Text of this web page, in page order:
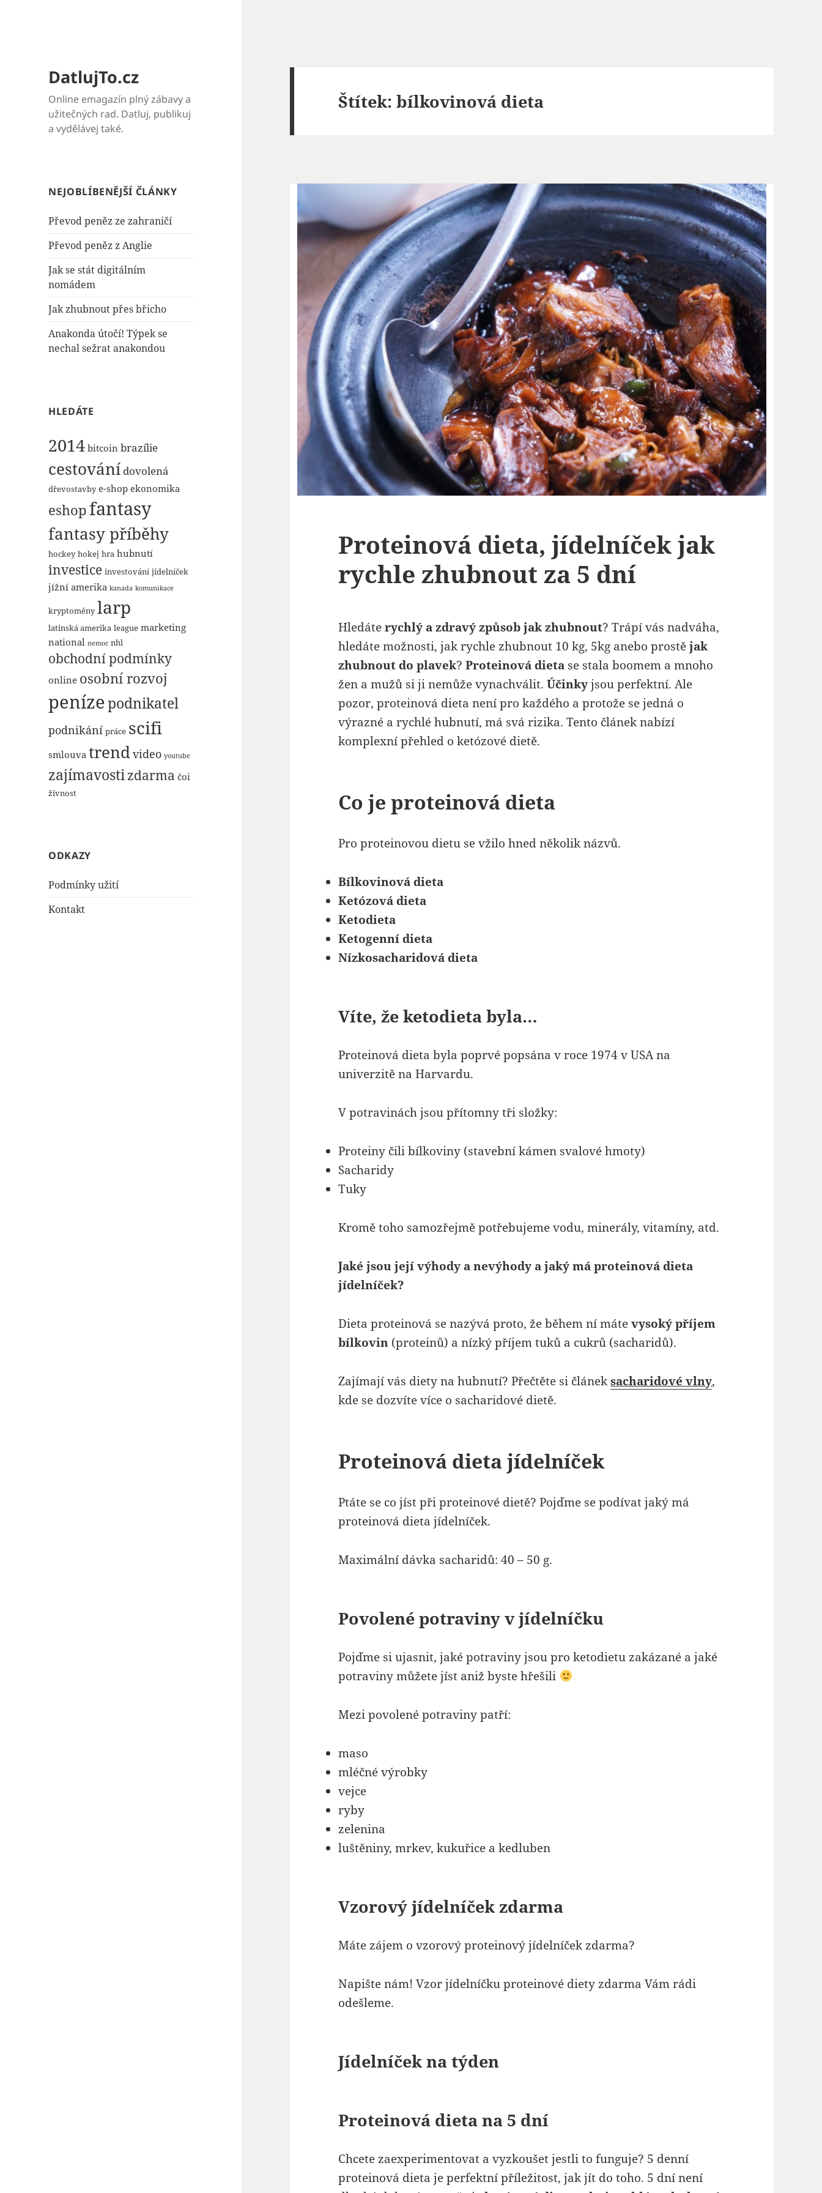
DatlujTo.cz
Online emagazín plný zábavy a
užitečných rad. Datluj, publikuj
a vydělávej také.
NEJOBLÍBENĚJŠÍ ČLÁNKY
Převod peněz ze zahraničí
Převod peněz z Anglie
Jak se stát digitálním
nomádem
Jak zhubnout přes břicho
Anakonda útočí! Týpek se
nechal sežrat anakondou
HLEDÁTE
2014 bitcoin brazílie
cestování dovolená
dřevostavby e-shop ekonomika
eshopfantasy
fantasy příběhy
hockey hokej hra hubnutí
investice investování jídelníček
jížní amerika kanada komunikace
kryptoměny larp
latinská amerika league marketing
national nemoc nhl
obchodní podmínky
online osobní rozvoj
penízepodnikatel
podnikání práce scifi
smlouva trendvideo youtube
zajímavostizdarma čoi
živnost
ODKAZY
Podmínky užití
Kontakt
Štítek:bílkovinová dieta
Proteinová dieta, jídelníček jak
rychle zhubnout za 5 dní
Hledáterychlý a zdravý způsob jak zhubnout? Trápí vás nadváha,
hledáte možnosti, jak rychle zhubnout 10 kg, 5kg anebo prostějak
zhubnout do plavek?Proteinová dieta se stala boomem a mnoho
žen a mužů si ji nemůže vynachválit.Účinkyjsou perfektní. Ale
pozor, proteinová dieta není pro každého a protože se jedná o
výrazné a rychlé hubnutí, má svá rizika. Tento článek nabízí
komplexní přehled o ketózové dietě.
Co je proteinová dieta
Pro proteinovou dietu se vžilo hned několik názvů.
Bílkovinová dieta
Ketózová dieta
Ketodieta
Ketogenní dieta
Nízkosacharidová dieta
Víte, že ketodieta byla…
Proteinová dieta byla poprvé popsána v roce 1974 v USA na
univerzitě na Harvardu.
V potravinách jsou přítomny tři složky:
Proteiny čili bílkoviny (stavební kámen svalové hmoty)
Sacharidy
Tuky
Kromě toho samozřejmě potřebujeme vodu, minerály, vitamíny, atd.
Jaké jsou její výhody a nevýhody a jaký má proteinová dieta
jídelníček?
Dieta proteinová se nazývá proto, že během ní mátevysoký příjem
bílkovin (proteinů) a nízký příjem tuků a cukrů (sacharidů).
Zajímají vás diety na hubnutí? Přečtěte si článeksacharidové vlny,
kde se dozvíte více o sacharidové dietě.
Proteinová dieta jídelníček
Ptáte se co jíst při proteinové dietě? Pojďme se podívat jaký má
proteinová dieta jídelníček.
Maximální dávka sacharidů: 40 – 50 g.
Povolené potraviny v jídelníčku
Pojďme si ujasnit, jaké potraviny jsou pro ketodietu zakázané a jaké
potraviny můžete jíst aniž byste hřešili
Mezi povolené potraviny patří:
maso
mléčné výrobky
vejce
ryby
zelenina
luštěniny, mrkev, kukuřice a kedluben
Vzorový jídelníček zdarma
Máte zájem o vzorový proteinový jídelníček zdarma?
Napište nám! Vzor jídelníčku proteinové diety zdarma Vám rádi
odešleme.
Jídelníček na týden
Proteinová dieta na 5 dní
Chcete zaexperimentovat a vyzkoušet jestli to funguje? 5 denní
proteinová dieta je perfektní příležitost, jak jít do toho. 5 dní není